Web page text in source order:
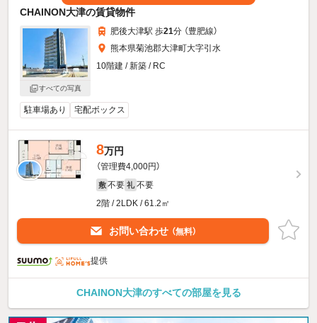
CHAINON大津の賃貸物件
すべての写真
肥後大津駅 歩21分 （豊肥線）
熊本県菊池郡大津町大字引水
10階建 / 新築 / RC
駐車場あり 宅配ボックス
8万円
（管理費4,000円）
敷 不要 礼 不要
2階 / 2LDK / 61.2㎡
お問い合わせ （無料）
提供
CHAINON大津のすべての部屋を見る